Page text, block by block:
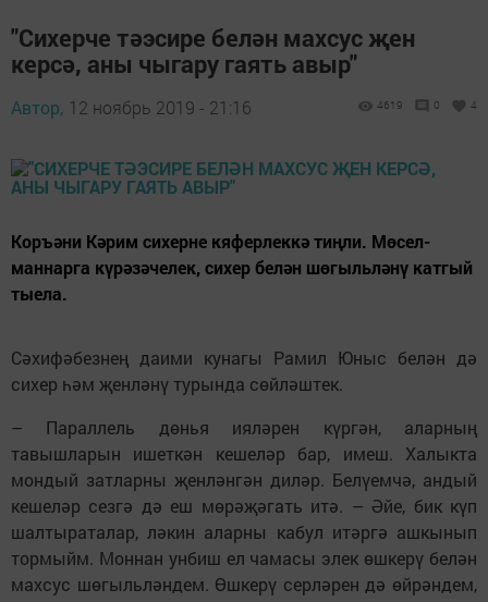
"Сихерче тәэсире белән махсус җен
керсә, аны чыгару гаять авыр"
Автор, 12 ноябрь 2019 - 21:16 4619 0 4
Коръәни Кәрим сихерне кяферлеккә тиңли. Мөсел­
маннарга күрәзәчелек, сихер белән шөгыльләнү катгый
тыела.
Сәхифәбезнең даими кунагы Рамил Юныс белән дә
сихер һәм җенләнү турында сөйләштек.
– Параллель дөнья ияләрен күргән, аларның
тавышларын ишеткән кешеләр бар, имеш. Халыкта
мондый затларны җенләнгән диләр. Белүемчә, андый
кешеләр сезгә дә еш мөрәҗәгать итә. – Әйе, бик күп
шалтыраталар, ләкин аларны кабул итәргә ашкынып
тормыйм. Моннан унбиш ел чамасы элек өшкерү белән
махсус шөгыльләндем. Өшкерү серләрен дә өйрәндем,